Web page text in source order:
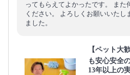
ってもらえてよかったです。 また
ください。 よろしくお願いいたし
ました。
【ペット大
も安心安全
13年以上の